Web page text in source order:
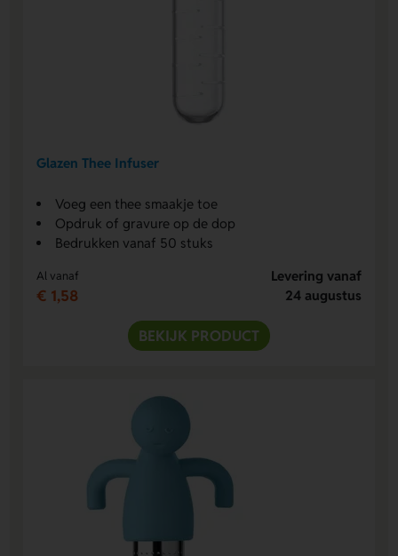
Glazen Thee Infuser
Voeg een thee smaakje toe
Opdruk of gravure op de dop
Bedrukken vanaf 50 stuks
Al vanaf
€ 1,58
Levering vanaf
24 augustus
BEKIJK PRODUCT